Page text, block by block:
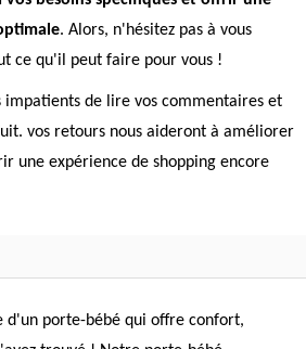
. Alors, n'hésitez pas à vous
ce qu'il peut faire pour vous !
impatients de lire vos commentaires et
vos retours nous aideront à améliorer
une expérience de shopping encore
d'un porte-bébé qui offre confort,